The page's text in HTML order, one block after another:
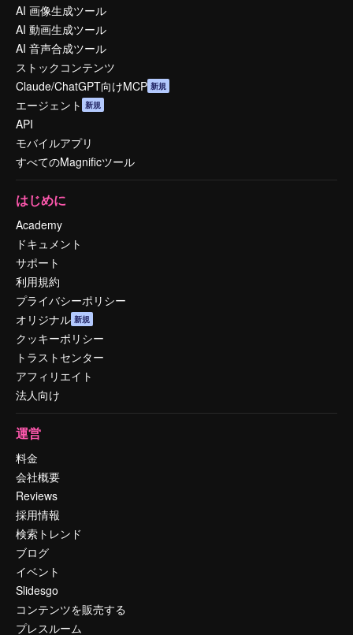
AI 画像生成ツール
AI 動画生成ツール
AI 音声合成ツール
ストックコンテンツ
Claude/ChatGPT向けMCP 新規
エージェント 新規
API
モバイルアプリ
すべてのMagnificツール
はじめに
Academy
ドキュメント
サポート
利用規約
プライバシーポリシー
オリジナル 新規
クッキーポリシー
トラストセンター
アフィリエイト
法人向け
運営
料金
会社概要
Reviews
採用情報
検索トレンド
ブログ
イベント
Slidesgo
コンテンツを販売する
プレスルーム